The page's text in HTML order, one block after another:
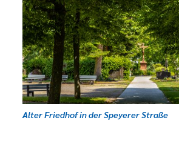
Alter Friedhof in der Speyerer Straße